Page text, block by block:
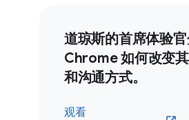
道琼斯的首席体验
Chrome 如何改变
和沟通方式。
观看